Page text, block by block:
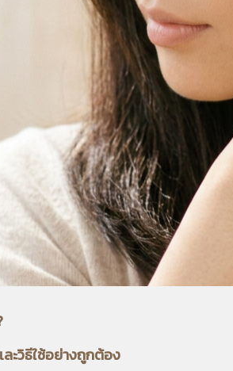
ะวิธีใช้อย่างถูกต้อง